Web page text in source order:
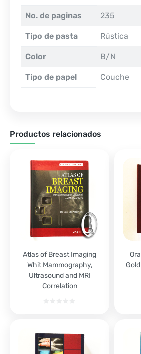
No. de paginas 235
Tipo de pasta Rústica
Color B/N
Tipo de papel Couche
Productos relacionados
Atlas of Breast Imaging
Whit Mammography,
Ultrasound and MRI
Correlation